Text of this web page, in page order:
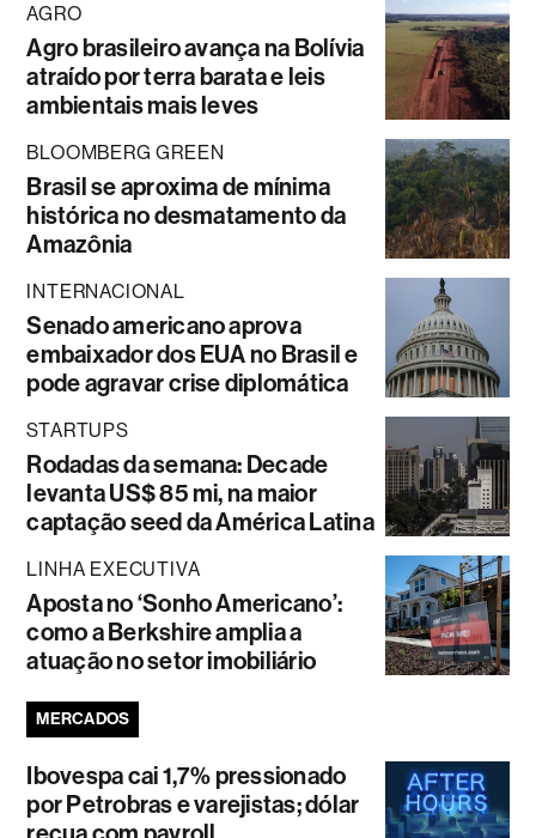
AGRO
Agro brasileiro avança na Bolívia
atraído por terra barata e leis
ambientais mais leves
BLOOMBERG GREEN
Brasil se aproxima de mínima
histórica no desmatamento da
Amazônia
INTERNACIONAL
Senado americano aprova
embaixador dos EUA no Brasil e
pode agravar crise diplomática
STARTUPS
Rodadas da semana: Decade
levanta US$ 85 mi, na maior
captação seed da América Latina
LINHA EXECUTIVA
Aposta no ‘Sonho Americano’:
como a Berkshire amplia a
atuação no setor imobiliário
MERCADOS
Ibovespa cai 1,7% pressionado
por Petrobras e varejistas; dólar